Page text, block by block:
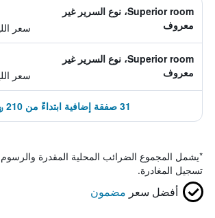
Superior room، نوع السرير غير
معروف
سعر
Superior room، نوع السرير غير
معروف
سعر
31 صفقة إضافية ابتداءً من 210 ﷼
*يشمل المجموع الضرائب المحلية المقدرة
تسجيل المغادرة.
أفضل سعر مضمون